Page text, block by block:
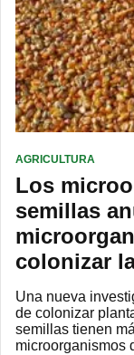
AGRICULTURA
Los
semillas
colonizar
Una nueva
de colonizar
semillas tienen
microorganismos